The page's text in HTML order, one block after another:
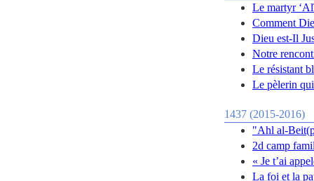
Le martyr
Comment
Dieu est-Il
Notre
Le résistant
Le pèlerin
1437 (2015-2016)
"Ahl al-
2d camp
« Je t’ai
La foi et la